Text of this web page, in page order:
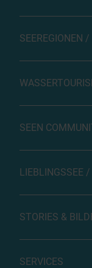
SEEREGIONEN
SEEN
LIEBLINGSSEE
STORIES &
SERVICES